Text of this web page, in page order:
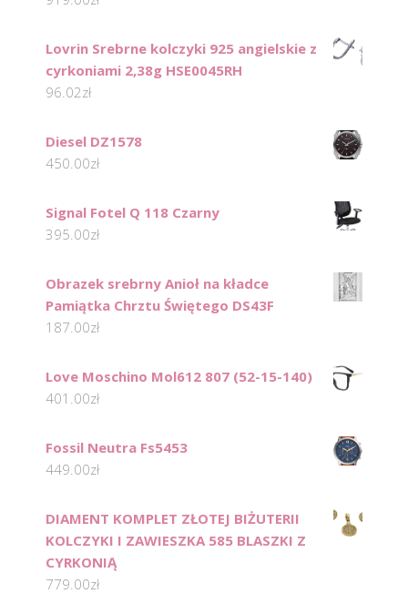
Lovrin Srebrne kolczyki 925 angielskie z
cyrkoniami 2,38g HSE0045RH
96.02zł
Diesel DZ1578
450.00zł
Signal Fotel Q 118 Czarny
395.00zł
Obrazek srebrny Anioł na kładce
Pamiątka Chrztu Świętego DS43F
187.00zł
Love Moschino Mol612 807 (52-15-140)
401.00zł
Fossil Neutra Fs5453
449.00zł
DIAMENT KOMPLET ZŁOTEJ BIŻUTERII
KOLCZYKI I ZAWIESZKA 585 BLASZKI Z
CYRKONIĄ
779.00zł